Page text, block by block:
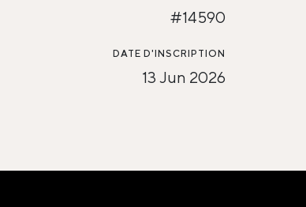
#14590
DATE D'INSCRIPTION
13 Jun 2026